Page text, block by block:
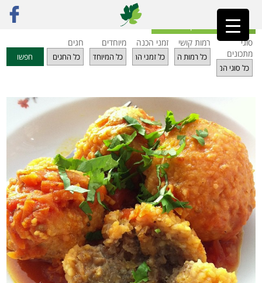
ראשי»מתכונים קובה פטריות ובצל במרק צבע אדום
חזרה לאינדקס מתכונים
סוגי
מתכונים
רמות קושי זמני הכנה מיוחדים חגים
חפשו